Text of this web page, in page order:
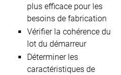
plus efficace pour les
besoins de fabrication
Vérifier la cohérence du
lot du démarreur
Déterminer les
caractéristiques de